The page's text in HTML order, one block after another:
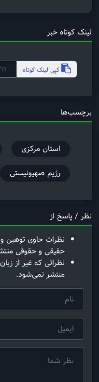
لینک کوتاه خبر
کپی لینک کوتاه
برچسب‌ها
استان مرکزی
رژیم صهیونیستی
نظر / پاسخ از
نظرات حاوی توهین
حقیقی و حقوقی
نظراتی که غیر از
منتشر نمی‌شود.